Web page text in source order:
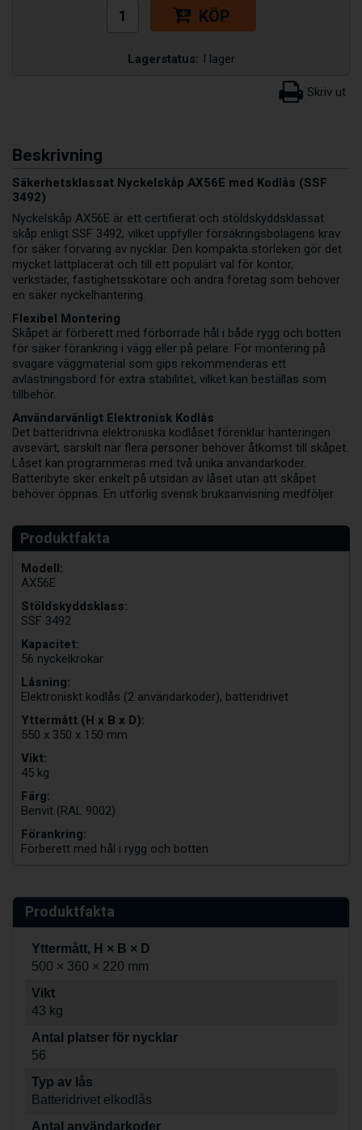
KÖP
Lagerstatus: I lager
Beskrivning
Säkerhetsklassat Nyckelskåp AX56E med Kodlås (SSF
3492)
Nyckelskåp AX56E är ett certifierat och stöldskyddsklassat
skåp enligt SSF 3492, vilket uppfyller försäkringsbolagens krav
för säker förvaring av nycklar. Den kompakta storleken gör det
mycket lättplacerat och till ett populärt val för kontor,
verkstäder, fastighetsskötare och andra företag som behöver
en säker nyckelhantering.
Flexibel Montering
Skåpet är förberett med förborrade hål i både rygg och botten
för säker förankring i vägg eller på pelare. För montering på
svagare väggmaterial som gips rekommenderas ett
avlastningsbord för extra stabilitet, vilket kan beställas som
tillbehör.
Användarvänligt Elektronisk Kodlås
Det batteridrivna elektroniska kodlåset förenklar hanteringen
avsevärt, särskilt när flera personer behöver åtkomst till skåpet.
Låset kan programmeras med två unika användarkoder.
Batteribyte sker enkelt på utsidan av låset utan att skåpet
behöver öppnas. En utförlig svensk bruksanvisning medföljer.
Modell:
AX56E
Stöldskyddsklass:
SSF 3492
Kapacitet:
56 nyckelkrokar
Låsning:
Elektroniskt kodlås (2 användarkoder), batteridrivet
Yttermått (H x B x D):
550 x 350 x 150 mm
Vikt:
45 kg
Färg:
Benvit (RAL 9002)
Förankring:
Förberett med hål i rygg och botten
Produktfakta
Yttermått, H × B × D
500 × 360 × 220 mm
Vikt
43 kg
Antal platser för nycklar
56
Typ av lås
Batteridrivet elkodlås
Antal användarkoder